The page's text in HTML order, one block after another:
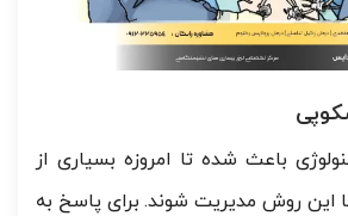
باعث شده تا امروزه بسیاری از
این روش مدیریت شوند. برای پاسخ به